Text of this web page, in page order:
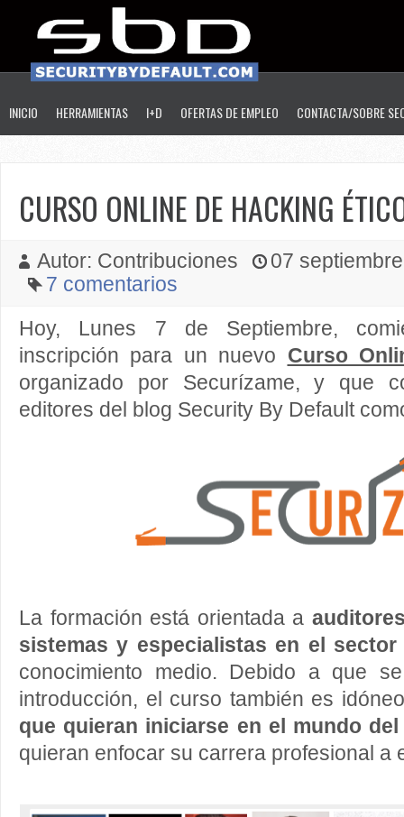
INICIO HERRAMIENTAS I+D OFERTAS DE EMPLEO CONTACTA/SOBRE
CURSO ONLINE DE HACKING
Autor: Contribuciones
07
7 comentarios
Hoy, Lunes 7 de Septiembre,
inscripción para un nuevo Curso
organizado por Securízame, y que
editores del blog Security By Default
La formación está orientada a
sistemas y especialistas en el sector
conocimiento medio. Debido a que
introducción, el curso también es
que quieran iniciarse en el mundo
quieran enfocar su carrera profesional a